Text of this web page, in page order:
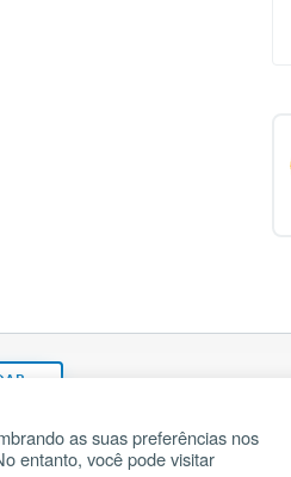
II Pedido de Oração
as suas preferências nos
entanto, você pode visitar